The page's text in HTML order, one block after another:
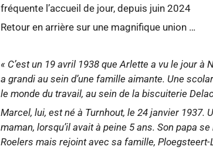
fréquente l’accueil de jour, depuis juin 2024
Retour en arrière sur une magnifique union …
« C’est un 19 avril 1938 que Arlette a vu le jour
a grandi au sein d’une famille aimante. Une
le monde du travail, au sein de la biscuiterie
Marcel, lui, est né à Turnhout, le 24 janvier
maman, lorsqu’il avait à peine 5 ans. Son papa
Roelers mais rejoint avec sa famille, Ploegsteert-